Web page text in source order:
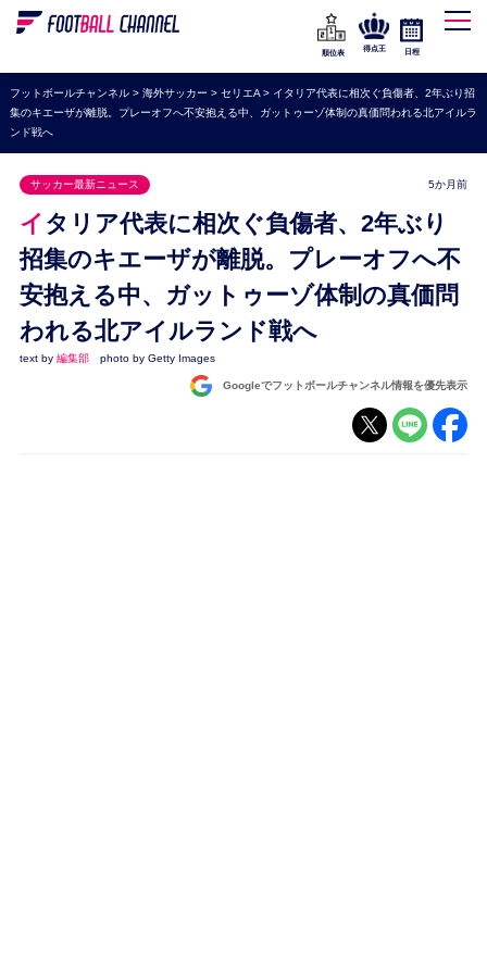
WEリーグ
海外サッカー
プレミアリーグ
ラ・リーガ
セリエA
ブンデスリーガ
UEFA
ナショナルチーム
高校サッカー
順位表
得点王 日程
フットボールチャンネル> 海外サッカー > セリエA> イタリア代表に相次ぐ負傷者、2年ぶり招
集のキエーザが離脱。プレーオフへ不安抱える中、ガットゥーゾ体制の真価問われる北アイルラ
ンド戦へ
サッカー最新ニュース 5か月前
イタリア代表に相次ぐ負傷者、2年ぶり
招集のキエーザが離脱。プレーオフへ不
安抱える中、ガットゥーゾ体制の真価問
われる北アイルランド戦へ
text by 編集部 photo by Getty Images
Googleでフットボールチャンネル情報を優先表示